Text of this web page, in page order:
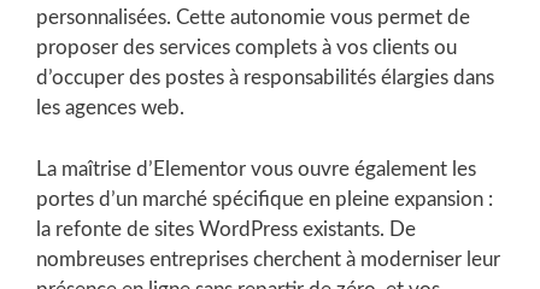
personnalisées. Cette autonomie vous permet de
proposer des services complets à vos clients ou
d’occuper des postes à responsabilités élargies dans
les agences web.
La maîtrise d’Elementor vous ouvre également les
portes d’un marché spécifique en pleine expansion :
la refonte de sites WordPress existants. De
nombreuses entreprises cherchent à moderniser leur